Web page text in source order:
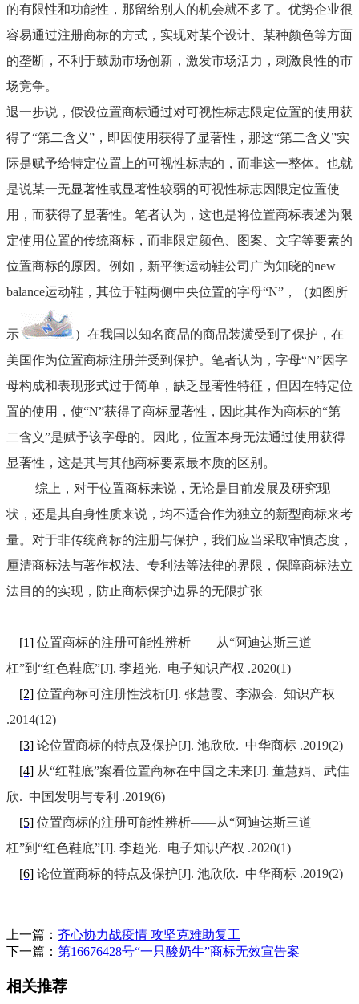
的有限性和功能性，那留给别人的机会就不多了。优势企业很
容易通过注册商标的方式，实现对某个设计、某种颜色等方面
的垄断，不利于鼓励市场创新，激发市场活力，刺激良性的市
场竞争。
退一步说，假设位置商标通过对可视性标志限定位置的使用获
得了“第二含义”，即因使用获得了显著性，那这“第二含义”实
际是赋予给特定位置上的可视性标志的，而非这一整体。也就
是说某一无显著性或显著性较弱的可视性标志因限定位置使
用，而获得了显著性。笔者认为，这也是将位置商标表述为限
定使用位置的传统商标，而非限定颜色、图案、文字等要素的
位置商标的原因。例如，新平衡运动鞋公司广为知晓的new
balance运动鞋，其位于鞋两侧中央位置的字母“N”，（如图所
示
）在我国以知名商品的商品装潢受到了保护，在
美国作为位置商标注册并受到保护。 笔者认为，字母“N”因字
母构成和表现形式过于简单，缺乏显著性特征，但因在特定位
置的使用，使“N”获得了商标显著性，因此其作为商标的“第
二含义”是赋予该字母的。因此，位置本身无法通过使用获得
显著性，这是其与其他商标要素最本质的区别。
综上，对于位置商标来说，无论是目前发展及研究现
状，还是其自身性质来说，均不适合作为独立的新型商标来考
量。对于非传统商标的注册与保护，我们应当采取审慎态度，
厘清商标法与著作权法、专利法等法律的界限，保障商标法立
法目的的实现，防止商标保护边界的无限扩张
[1] 位置商标的注册可能性辨析——从“阿迪达斯三道
杠”到“红色鞋底”[J]. 李超光. 电子知识产权 .2020(1)
[2] 位置商标可注册性浅析[J]. 张慧霞、李淑会. 知识产权
.2014(12)
[3] 论位置商标的特点及保护[J]. 池欣欣. 中华商标 .2019(2)
[4] 从“红鞋底”案看位置商标在中国之未来[J]. 董慧娟、武佳
欣. 中国发明与专利 .2019(6)
[5] 位置商标的注册可能性辨析——从“阿迪达斯三道
杠”到“红色鞋底”[J]. 李超光. 电子知识产权 .2020(1)
[6] 论位置商标的特点及保护[J]. 池欣欣. 中华商标 .2019(2)
上一篇： 齐心协力战疫情 攻坚克难助复工
下一篇： 第16676428号“一只酸奶牛”商标无效宣告案
相关推荐